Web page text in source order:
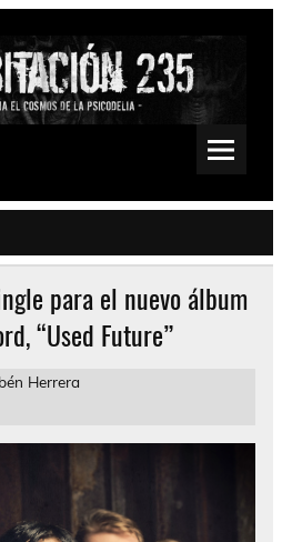
Sludge, Fuzz, Space, Drone
para el nuevo álbum
“Used Future”
Herrera